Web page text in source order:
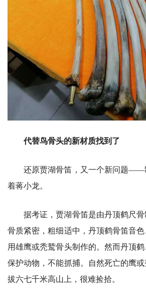
代替鸟骨头的新材质找到了
还原贾湖骨笛，又一个新问题——
着蒋小龙。
据考证，贾湖骨笛是由丹顶鹤尺
骨质紧密，粗细适中，丹顶鹤骨笛音
用雄鹰或秃鹫骨头制作的。然而丹顶
保护动物，不能抓捕。自然死亡的鹰
拔六七千米高山上，很难捡拾。